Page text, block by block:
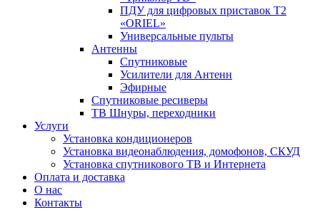
ПДУ для цифровых приставок Т2
«ORIEL»
Универсальные пульты
Антенны
Спутниковые
Усилители для Антенн
Эфирные
Спутниковые ресиверы
ТВ Шнуры, переходники
Услуги
Установка кондиционеров
Установка видеонаблюдения, домофонов, СКУД
Установка спутникового ТВ и Интернета
Оплата и доставка
О нас
Контакты